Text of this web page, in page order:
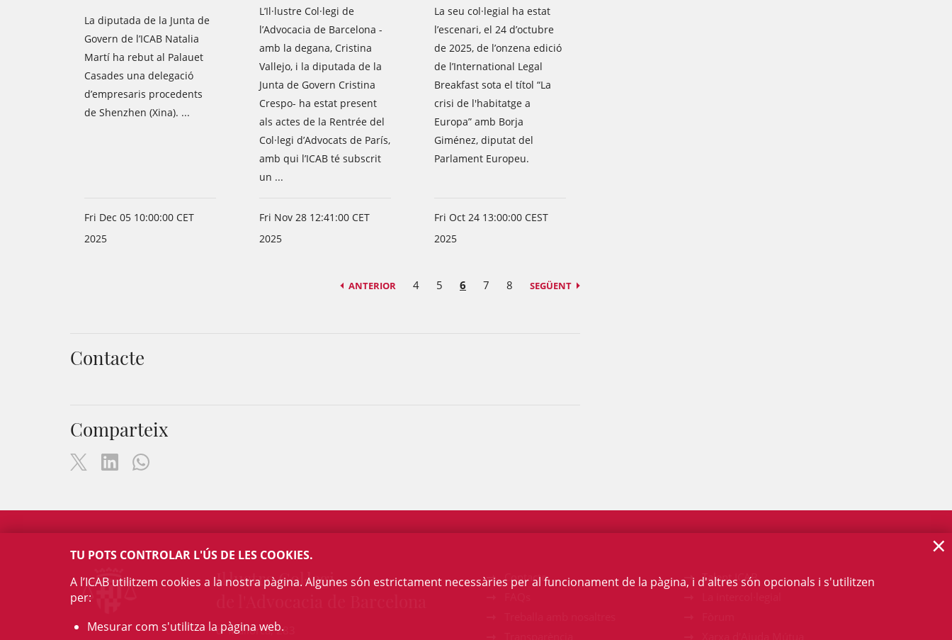
La diputada de la Junta de
Govern de l’ICAB Natalia
Martí ha rebut al Palauet
Casades una delegació
d’empresaris procedents
de Shenzhen (Xina). ...
Fri Dec 05 10:00:00 CET
2025
L’Il·lustre Col·legi de
l’Advocacia de Barcelona -
amb la degana, Cristina
Vallejo, i la diputada de la
Junta de Govern Cristina
Crespo- ha estat present
als actes de la Rentrée del
Col·legi d’Advocats de París,
amb qui l’ICAB té subscrit
un ...
Fri Nov 28 12:41:00 CET
2025
La seu col·legial ha estat
l’escenari, el 24 d’octubre
de 2025, de l’onzena edició
de l’International Legal
Breakfast sota el títol “La
crisi de l'habitatge a
Europa” amb Borja
Giménez, diputat del
Parlament Europeu.
Fri Oct 24 13:00:00 CEST
2025
ANTERIOR 4 5 6 7 8 SEGÜENT
Contacte
Comparteix
Il·lustre Col·legi
c/ Mallorca, 283
Contacte
Talent ICAB
TU POTS CONTROLAR L'ÚS DE LES COOKIES.
A l’ICAB utilitzem cookies a la nostra pàgina. Algunes són estrictament necessàries per al funcionament de la pàgina, i d'altres són opcionals i s'utilitzen
per:
Mesurar com s'utilitza la pàgina web.
×